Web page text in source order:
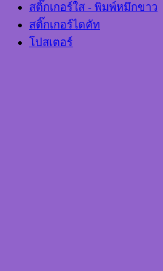
สติ๊กเกอร์ใส - พิมพ์หมึกขาว
สติ๊กเกอร์ไดคัท
โปสเตอร์